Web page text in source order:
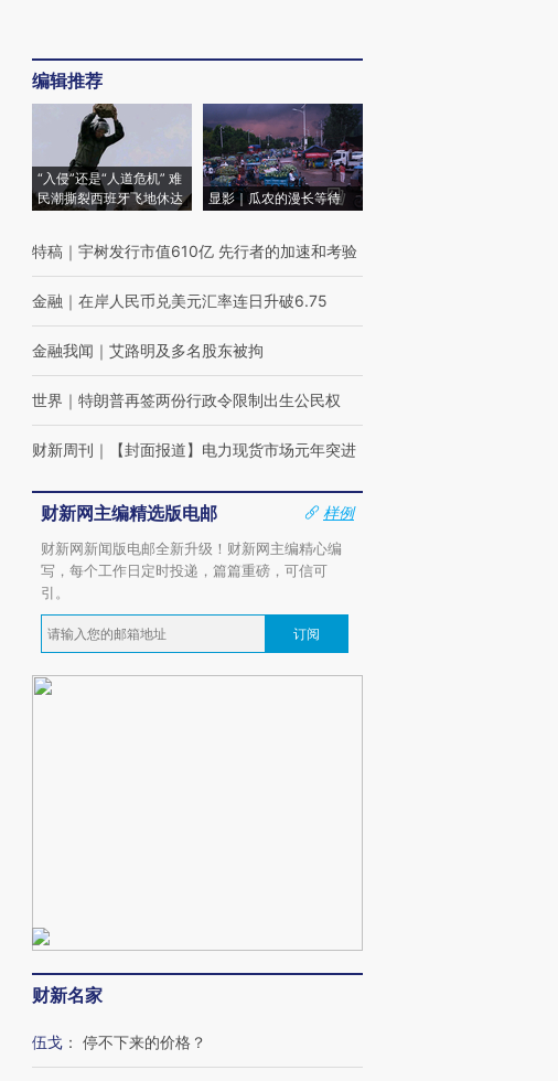
编辑推荐
“入侵”还是“人道危机” 难
民潮撕裂西班牙飞地休达
显影｜瓜农的漫长等待
特稿 ｜ 宇树发行市值610亿 先行者的加速和考验
金融 ｜ 在岸人民币兑美元汇率连日升破6.75
金融我闻 ｜ 艾路明及多名股东被拘
世界 ｜ 特朗普再签两份行政令限制出生公民权
财新周刊 ｜ 【封面报道】电力现货市场元年突进
财新网主编精选版电邮
样例
财新网新闻版电邮全新升级！财新网主编精心编
写，每个工作日定时投递，篇篇重磅，可信可
引。
订阅
财新名家
伍戈 ： 停不下来的价格？